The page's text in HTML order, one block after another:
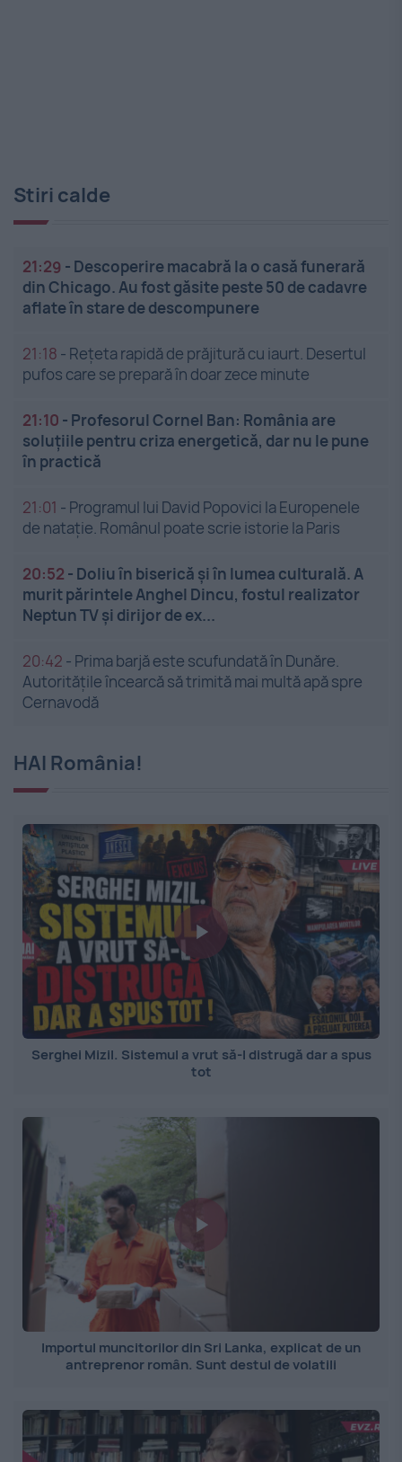
Stiri calde
21:29 - Descoperire macabră la o casă funerară
din Chicago. Au fost găsite peste 50 de cadavre
aflate în stare de descompunere
21:18 - Rețeta rapidă de prăjitură cu iaurt. Desertul
pufos care se prepară în doar zece minute
21:10 - Profesorul Cornel Ban: România are
soluțiile pentru criza energetică, dar nu le pune
în practică
21:01 - Programul lui David Popovici la Europenele
de natație. Românul poate scrie istorie la Paris
20:52 - Doliu în biserică și în lumea culturală. A
murit părintele Anghel Dincu, fostul realizator
Neptun TV și dirijor de ex...
20:42 - Prima barjă este scufundată în Dunăre.
Autoritățile încearcă să trimită mai multă apă spre
Cernavodă
HAI România!
Serghei Mizil. Sistemul a vrut să-l distrugă dar a spus
tot
Importul muncitorilor din Sri Lanka, explicat de un
antreprenor român. Sunt destul de volatili